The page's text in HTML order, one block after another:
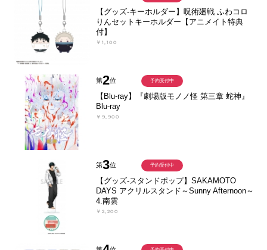
【グッズ-キーホルダー】呪術廻戦 ふわコロ
りんセットキーホルダー【アニメイト特典
付】
￥1,100
第2位
【Blu-ray】『劇場版モノノ怪 第三章 蛇神』
Blu-ray
￥9,900
予約受付中
第3位
【グッズ-スタンドポップ】SAKAMOTO
DAYS アクリルスタンド～Sunny Afternoon～
4.南雲
￥2,200
予約受付中